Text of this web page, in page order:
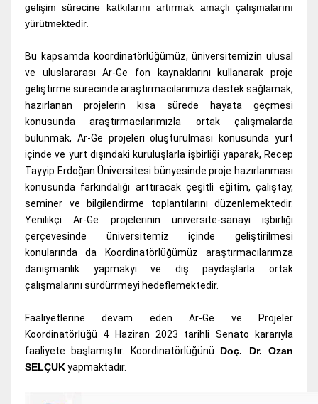
gelişim sürecine katkılarını artırmak amaçlı çalışmalarını
yürütmektedir.
Bu kapsamda koordinatörlüğümüz, üniversitemizin ulusal
ve uluslararası Ar-Ge fon kaynaklarını kullanarak proje
geliştirme sürecinde araştırmacılarımıza destek sağlamak,
hazırlanan projelerin kısa sürede hayata geçmesi
konusunda araştırmacılarımızla ortak çalışmalarda
bulunmak, Ar-Ge projeleri oluşturulması konusunda yurt
içinde ve yurt dışındaki kuruluşlarla işbirliği yaparak, Recep
Tayyip Erdoğan Üniversitesi bünyesinde proje hazırlanması
konusunda farkındalığı arttıracak çeşitli eğitim, çalıştay,
seminer ve bilgilendirme toplantılarını düzenlemektedir.
Yenilikçi Ar-Ge projelerinin üniversite-sanayi işbirliği
çerçevesinde üniversitemiz içinde geliştirilmesi
konularında da Koordinatörlüğümüz araştırmacılarımza
danışmanlık yapmakyı ve dış paydaşlarla ortak
çalışmalarını sürdürrmeyi hedeflemektedir.
Faaliyetlerine devam eden Ar-Ge ve Projeler
Koordinatörlüğü 4 Haziran 2023 tarihli Senato kararıyla
faaliyete başlamıştır. Koordinatörlüğünü Doç. Dr. Ozan
SELÇUKyapmaktadır.